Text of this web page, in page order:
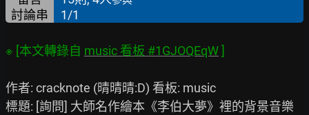
討論串 1/1
※ [本文轉錄自 music 看板 #1GJOQEqW
作者: cracknote (晴晴晴:D) 看板: music
標題: [詢問] 大師名作繪本《李伯大夢》裡的背景音樂